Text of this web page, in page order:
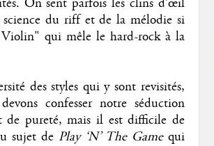
science du riff et de la mélodie si
Violin" qui mêle le hard-rock à la
des styles qui y sont revisités,
confesser notre séduction
de pureté, mais il est difficile de
sujet de Play ‘N’ The Gamequi